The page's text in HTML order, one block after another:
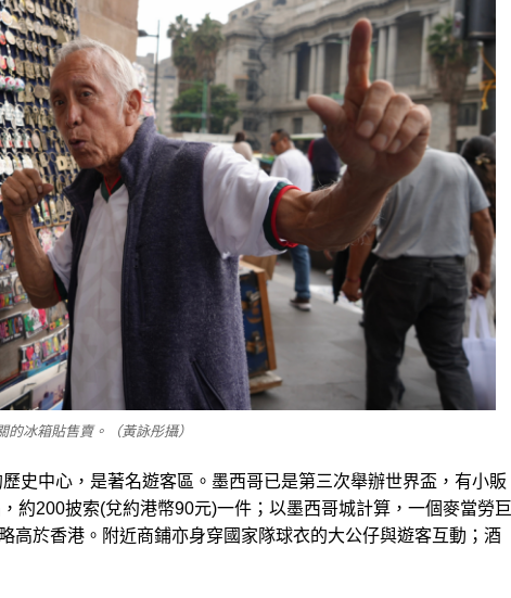
冰箱貼售賣。（黃詠彤攝）
史中心，是著名遊客區。墨西哥已是第三次舉辦世界盃，有小販
約200披索(兌約港幣90元)一件；以墨西哥城計算，一個麥當勞巨
高於香港。附近商鋪亦身穿國家隊球衣的大公仔與遊客互動；酒